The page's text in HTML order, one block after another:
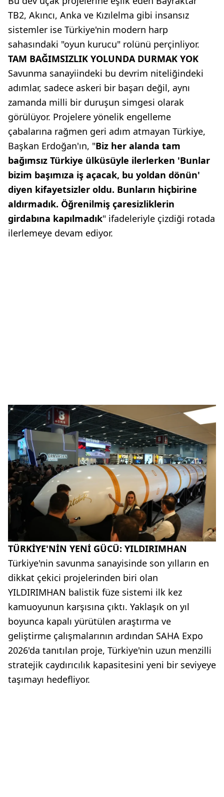
TB2, Akıncı, Anka ve Kızılelma gibi insansız
sistemler ise Türkiye'nin modern harp
sahasındaki "oyun kurucu" rolünü perçinliyor.
TAM BAĞIMSIZLIK YOLUNDA DURMAK YOK
Savunma sanayiindeki bu devrim niteliğindeki
adımlar, sadece askeri bir başarı değil, aynı
zamanda milli bir duruşun simgesi olarak
görülüyor. Projelere yönelik engelleme
çabalarına rağmen geri adım atmayan Türkiye,
Başkan Erdoğan'ın, "Biz her alanda tam
bağımsız Türkiye ülküsüyle ilerlerken 'Bunlar
bizim başımıza iş açacak, bu yoldan dönün'
diyen kifayetsizler oldu. Bunların hiçbirine
aldırmadık. Öğrenilmiş çaresizliklerin
girdabına kapılmadık" ifadeleriyle çizdiği rotada
ilerlemeye devam ediyor.
TÜRKİYE'NİN YENİ GÜCÜ: YILDIRIMHAN
Türkiye'nin savunma sanayisinde son yılların en
dikkat çekici projelerinden biri olan
YILDIRIMHAN balistik füze sistemi ilk kez
kamuoyunun karşısına çıktı. Yaklaşık on yıl
boyunca kapalı yürütülen araştırma ve
geliştirme çalışmalarının ardından SAHA Expo
2026'da tanıtılan proje, Türkiye'nin uzun menzilli
stratejik caydırıcılık kapasitesini yeni bir seviyeye
taşımayı hedefliyor.